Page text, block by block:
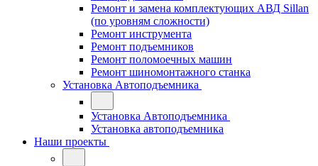
Ремонт и замена комплектующих АВД Sillan
(по уровням сложности)
Ремонт инструмента
Ремонт подъемников
Ремонт поломоечных машин
Ремонт шиномонтажного станка
Установка Автоподъемника
Установка Автоподъемника
Установка автоподъемника
Наши проекты